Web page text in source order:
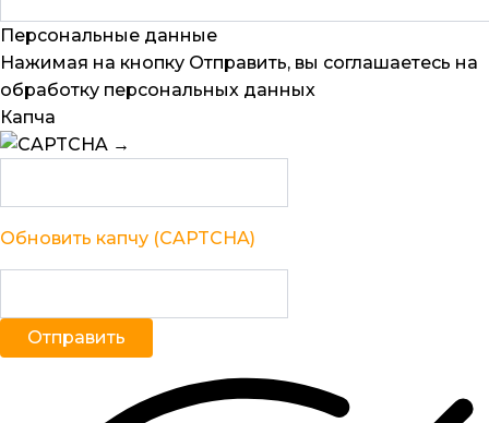
Персональные данные
Нажимая на кнопку Отправить, вы соглашаетесь на
обработку персональных данных
Капча
→
Обновить капчу (CAPTCHA)
Отправить